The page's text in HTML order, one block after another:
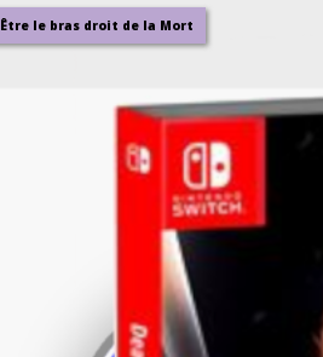
Être le bras droit de la Mort